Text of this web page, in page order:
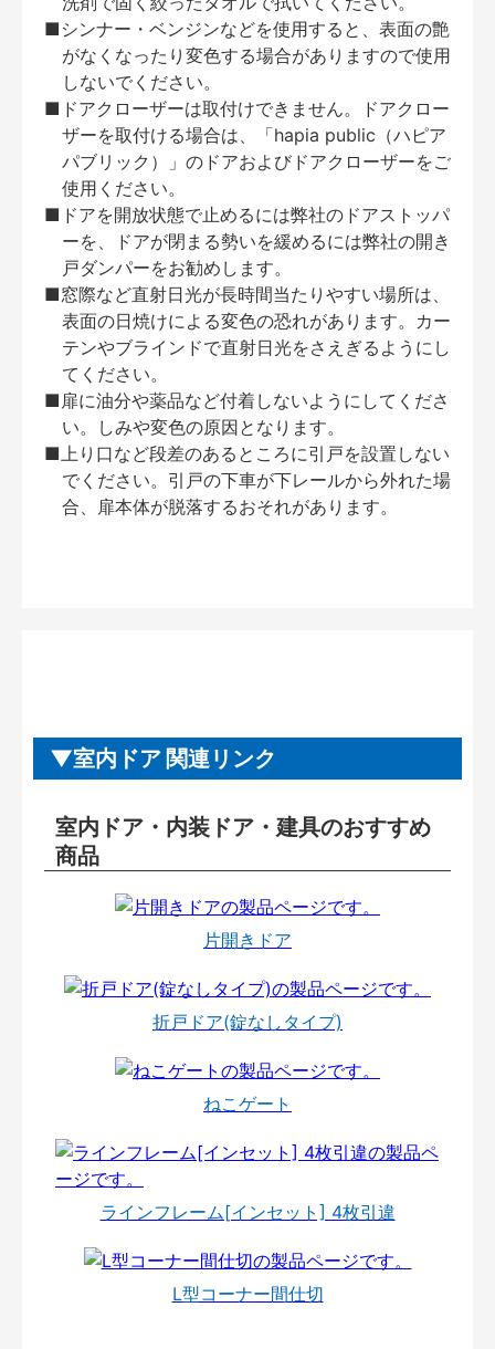
■シンナー・ベンジンなどを使用すると、表面の艶
がなくなったり変色する場合がありますので使用
しないでください。
■ドアクローザーは取付けできません。ドアクロー
ザーを取付ける場合は、「hapia public（ハピア
パブリック）」のドアおよびドアクローザーをご
使用ください。
■ドアを開放状態で止めるには弊社のドアストッパ
ーを、ドアが閉まる勢いを緩めるには弊社の開き
戸ダンパーをお勧めします。
■窓際など直射日光が長時間当たりやすい場所は、
表面の日焼けによる変色の恐れがあります。カー
テンやブラインドで直射日光をさえぎるようにし
てください。
■扉に油分や薬品など付着しないようにしてくださ
い。しみや変色の原因となります。
■上り口など段差のあるところに引戸を設置しない
でください。引戸の下車が下レールから外れた場
合、扉本体が脱落するおそれがあります。
室内ドア 関連リンク
室内ドア・内装ドア・建具のおすすめ
商品
片開きドア
折戸ドア(錠なしタイプ)
ねこゲート
ラインフレーム[インセット] 4枚引違
L型コーナー間仕切